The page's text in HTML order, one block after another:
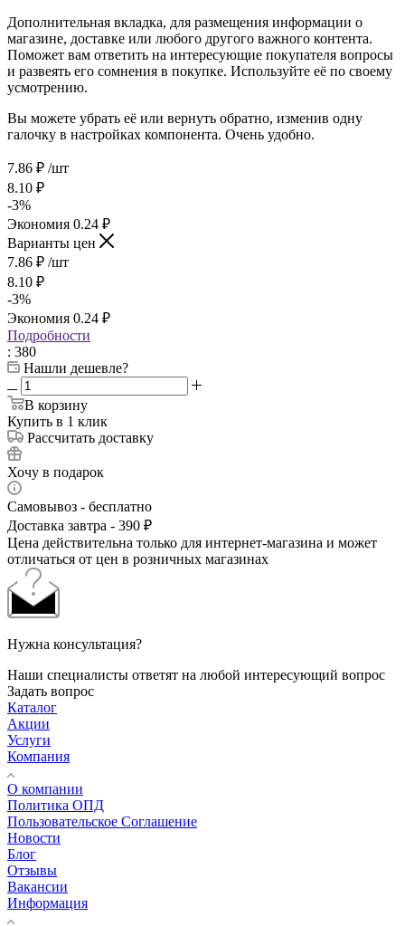
Дополнительная вкладка, для размещения информации о
магазине, доставке или любого другого важного контента.
Поможет вам ответить на интересующие покупателя вопросы
и развеять его сомнения в покупке. Используйте её по своему
усмотрению.
Вы можете убрать её или вернуть обратно, изменив одну
галочку в настройках компонента. Очень удобно.
7.86 ₽ /шт
8.10 ₽
-3%
Экономия 0.24 ₽
Варианты цен
7.86 ₽ /шт
8.10 ₽
-3%
Экономия 0.24 ₽
Подробности
: 380
Нашли дешевле?
В корзину
Купить в 1 клик
Рассчитать доставку
Хочу в подарок
Самовывоз - бесплатно
Доставка завтра - 390 ₽
Цена действительна только для интернет-магазина и может
отличаться от цен в розничных магазинах
Нужна консультация?
Наши специалисты ответят на любой интересующий вопрос
Задать вопрос
Каталог
Акции
Услуги
Компания
О компании
Политика ОПД
Пользовательское Соглашение
Новости
Блог
Отзывы
Вакансии
Информация